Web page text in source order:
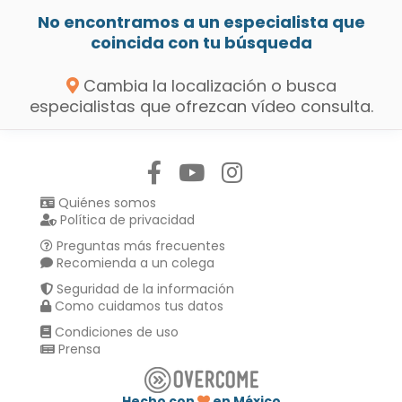
No encontramos a un especialista que
coincida con tu búsqueda
Cambia la localización o busca
especialistas que ofrezcan vídeo consulta.
Quiénes somos
Política de privacidad
Preguntas más frecuentes
Recomienda a un colega
Seguridad de la información
Como cuidamos tus datos
Condiciones de uso
Prensa